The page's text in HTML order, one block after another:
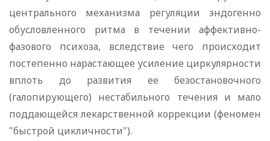
центрального механизма регуляции эндогенно
обусловленного ритма в течении аффективно-
фазового психоза, вследствие чего происходит
постепенно нарастающее усиление циркулярности
вплоть до развития ее безостановочного
(галопирующего) нестабильного течения и мало
поддающейся лекарственной коррекции (феномен
"быстрой цикличности").